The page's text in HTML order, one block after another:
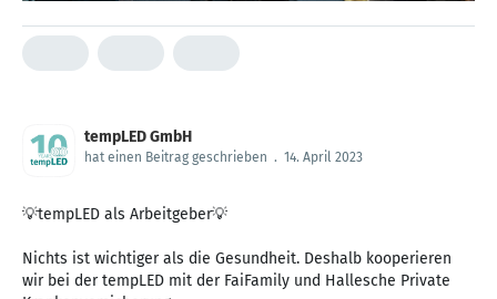
tempLED GmbH
hat einen Beitrag geschrieben . 14. April 2023
💡tempLED als Arbeitgeber💡
Nichts ist wichtiger als die Gesundheit. Deshalb kooperieren
wir bei der tempLED mit der FaiFamily und Hallesche Private